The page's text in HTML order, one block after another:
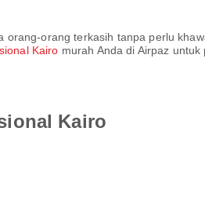
orang terkasih tanpa perlu
Kairo murah Anda di Airpaz
Kairo